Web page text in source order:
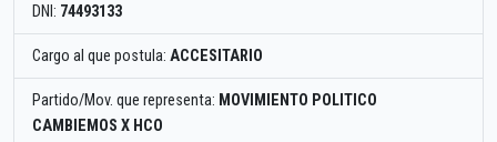
DNI: 74493133
Cargo al que postula: ACCESITARIO
Partido/Mov. que representa: MOVIMIENTO POLITICO
CAMBIEMOS X HCO